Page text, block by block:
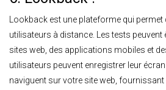
Lookback est une plateforme qui permet
utilisateurs à distance. Les tests peuvent
sites web, des applications mobiles et
utilisateurs peuvent enregistrer leur
naviguent sur votre site web,